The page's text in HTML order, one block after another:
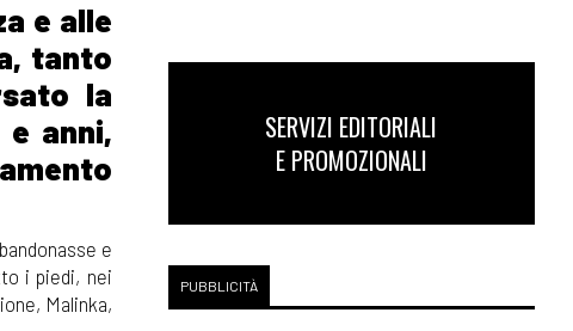
e alle
tanto
la
anni,
e
i piedi, nei
Malinka,
SERVIZI EDITORIALI
E PROMOZIONALI
PUBBLICITÀ